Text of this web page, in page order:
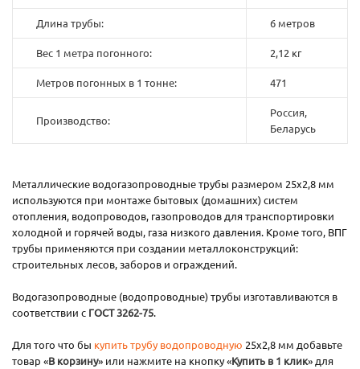
Длина трубы: 6 метров
Вес 1 метра погонного: 2,12 кг
Метров погонных в 1 тонне: 471
Производство:
Россия,
Беларусь
Металлические водогазопроводные трубы размером 25x2,8 мм
используются при монтаже бытовых (домашних) систем
отопления, водопроводов, газопроводов для транспортировки
холодной и горячей воды, газа низкого давления. Кроме того, ВПГ
трубы применяются при создании металлоконструкций:
строительных лесов, заборов и ограждений.
Водогазопроводные (водопроводные) трубы изготавливаются в
соответствии с ГОСТ 3262-75.
Для того что бы купить трубу водопроводную 25х2,8 мм добавьте
товар «В корзину» или нажмите на кнопку «Купить в 1 клик» для